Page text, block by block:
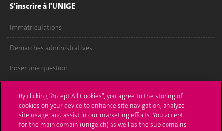
S'inscrire à l'UNIGE
Immatriculations
Démarches administratives
Poser une question
UNIGE Mobile
By clicking “Accept All Cookies”, you agree to the storing of
cookies on your device to enhance site navigation, analyze
site usage, and assist in our marketing efforts. You accept
for the main domain (unige.ch) as well as the sub domains